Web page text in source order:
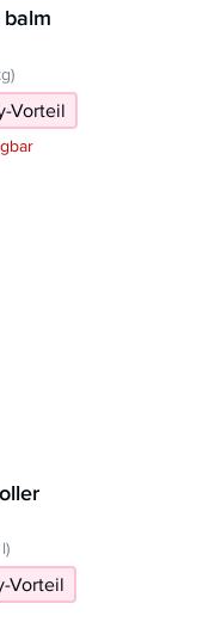
Vorteil
Vorteil